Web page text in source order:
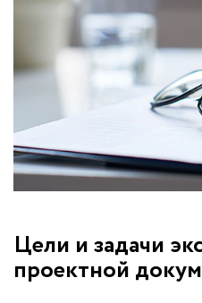
Цели и задачи
проектной